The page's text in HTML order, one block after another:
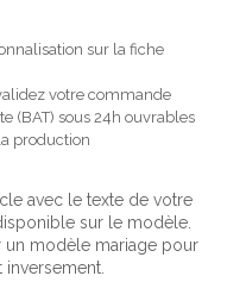
sur la fiche
votre commande
(BAT) sous 24h ouvrables
production
avec le texte de votre
sur le modèle.
un modèle mariage pour